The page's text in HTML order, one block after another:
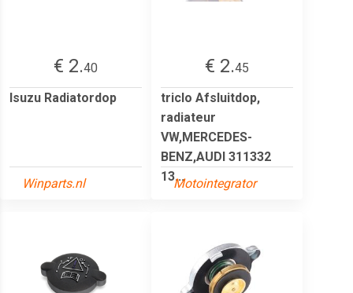
€ 2.40
Isuzu Radiatordop
Winparts.nl
€ 2.45
triclo Afsluitdop,
radiateur
VW,MERCEDES-
BENZ,AUDI 311332
13...Motointegrator